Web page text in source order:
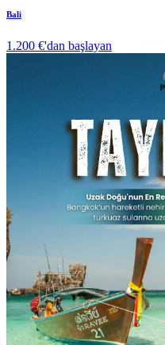
Bali
1.200 €'dan başlayan